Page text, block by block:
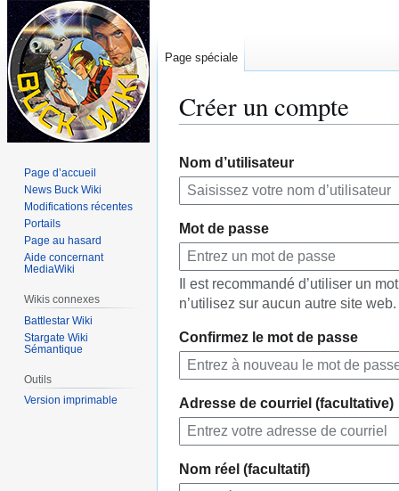
Créer un compte
à
navigation
à
recherche
Nom d’utilisateur
Mot de passe
Il est recommandé d’utiliser un
n’utilisez sur aucun autre site web.
Confirmez le mot de passe
Adresse de courriel (facultative)
Nom réel (facultatif)
Page spéciale
Page d’accueil
News Buck Wiki
Modifications récentes
Portails
Page au hasard
Aide concernant
MediaWiki
Wikis connexes
Battlestar Wiki
Stargate Wiki
Sémantique
Outils
Version imprimable